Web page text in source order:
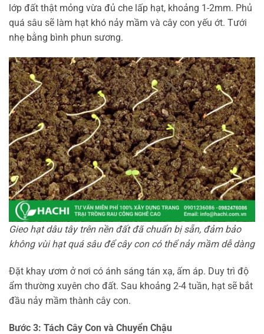
lớp đất thật mỏng vừa đủ che lấp hạt, khoảng 1-2mm. Phủ
quá sâu sẽ làm hạt khó nảy mầm và cây con yếu ớt. Tưới
nhẹ bằng bình phun sương.
Gieo hạt dâu tây trên nền đất đã chuẩn bị sẵn, đảm bảo
không vùi hạt quá sâu để cây con có thể nảy mầm dễ dàng
Đặt khay ươm ở nơi có ánh sáng tán xạ, ấm áp. Duy trì độ
ẩm thường xuyên cho đất. Sau khoảng 2-4 tuần, hạt sẽ bắt
đầu nảy mầm thành cây con.
Bước 3: Tách Cây Con và Chuyển Chậu